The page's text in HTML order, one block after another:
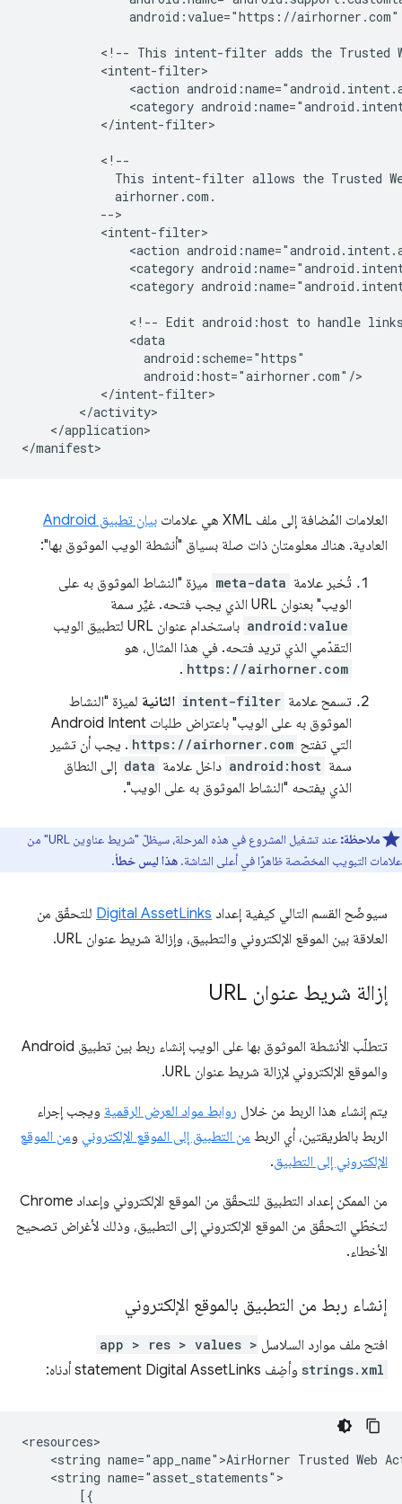
android:value="https://airhorner.com"
<!-- This intent-filter adds the Trusted
<action
<category
</intent-filter>
This intent-filter allows the Trusted
<action
<category
<category
<!-- Edit android:host to handle
</application>
العلامات المُضافة إلى ملف XML هي علامات
بيان تطبيق Android
العادية. هناك معلومتان ذات صلة بسياق "أنشطة الويب الموثوق بها":
تُخبر علامة meta-data ميزة "النشاط الموثوق به على
الويب" بعنوان URL الذي يجب فتحه. غيِّر سمة
android:value
باستخدام عنوان URL لتطبيق الويب
التقدّمي الذي تريد فتحه. في هذا المثال، هو
https://airhorner.com
.
تسمح علامة intent-filter الثانية لميزة "النشاط
الموثوق به على الويب" باعتراض طلبات Android Intent
التي تفتح https://airhorner.com . يجب أن تشير
سمة android:host داخل علامة data إلى النطاق
الذي يفتحه "النشاط الموثوق به على الويب".
ملاحظة:
عند تشغيل المشروع في هذه المرحلة، سيظلّ "شريط عناوين URL" من
علامات التبويب المخصّصة ظاهرًا في أعلى الشاشة. هذا ليس خطأ.
سيوضّح القسم التالي كيفية إعداد Digital AssetLinks للتحقّق من
العلاقة بين الموقع الإلكتروني والتطبيق، وإزالة شريط عنوان URL.
إزالة شريط عنوان URL
تتطلّب الأنشطة الموثوق بها على الويب إنشاء ربط بين تطبيق Android
والموقع الإلكتروني لإزالة شريط عنوان URL.
يتم إنشاء هذا الربط من خلال روابط مواد العرض الرقمية ويجب إجراء
الربط بالطريقتين، أي الربط من التطبيق إلى الموقع الإلكتروني ومن الموقع
الإلكتروني إلى التطبيق.
من الممكن إعداد التطبيق للتحقّق من الموقع الإلكتروني وإعداد Chrome
لتخطّي التحقّق من الموقع الإلكتروني إلى التطبيق، وذلك لأغراض تصحيح
الأخطاء.
إنشاء ربط من التطبيق بالموقع الإلكتروني
افتح ملف موارد السلاسل app > res > values >
strings.xml وأضِف statement Digital AssetLinks أدناه:
<string name="app_name">AirHorner Trusted Web
<string